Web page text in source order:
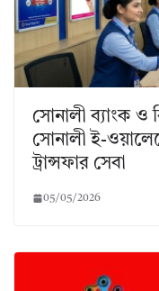
সোনালী ব্যাংক ও
সোনালী ই-
ট্রান্সফার সেবা
05/05/2026